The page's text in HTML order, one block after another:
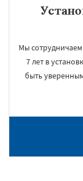
Мы
7 лет в
быть